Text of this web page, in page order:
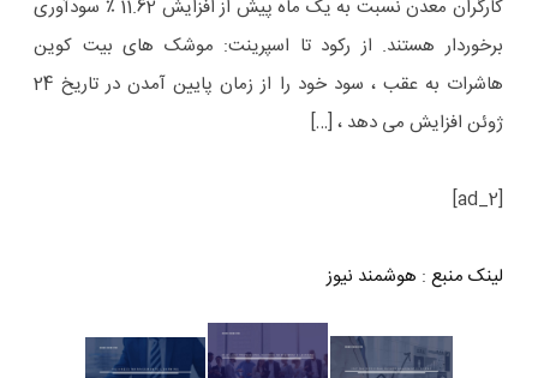
کارگران معدن نسبت به یک ماه پیش از افزایش 11.62 ٪ سودآوری
برخوردار هستند. از رکود تا اسپرینت: موشک های بیت کوین
هاشرات به عقب ، سود خود را از زمان پایین آمدن در تاریخ 24
ژوئن افزایش می دهد ، […]
[ad_2]
لینک منبع : هوشمند نیوز